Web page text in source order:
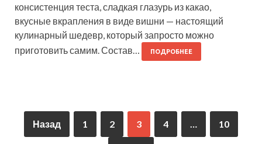
консистенция теста, сладкая глазурь из какао,
вкусные вкрапления в виде вишни — настоящий
кулинарный шедевр, который запросто можно
приготовить самим. Состав…
ПОДРОБНЕЕ
Назад 1 2 3 4 10